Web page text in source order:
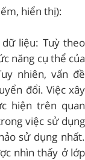
hiển thị):
dữ liệu: Tuỳ theo
năng cụ thể của
nhiên, vấn đề
đổi. Việc xây
hiện trên quan
việc sử dụng
sử dụng nhất.
nhìn thấy ở lớp